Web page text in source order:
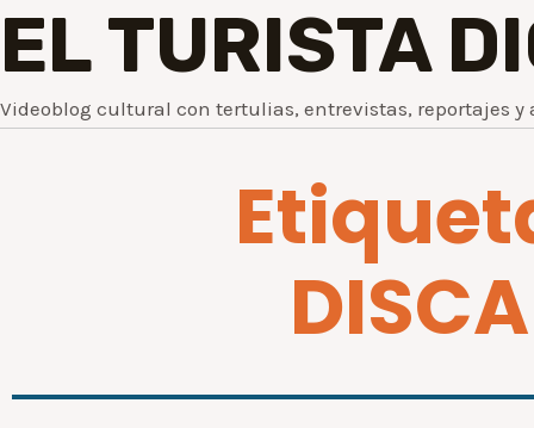
EL TURISTA
Videoblog cultural con tertulias, entrevistas, reportajes y